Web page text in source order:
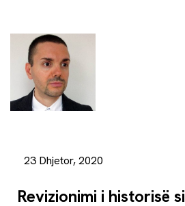
23 Dhjetor, 2020
Revizionimi i historisë si